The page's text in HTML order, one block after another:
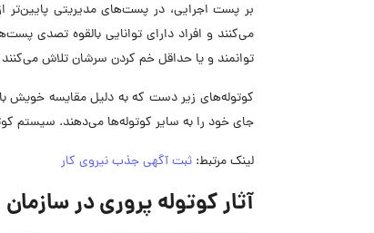
بر پست اجرایی، در پست‌های مدیریتی پایین‌تر
می‌کنند و افراد دارای توانایی بالقوه تصدی
توانمند و یا حداقل خم کردن سرشان تلاش
کوتوله‌های زیر دست که به دلیل مقایسه خویش با
جای خود را به سایر کوتوله‌ها می‌دهند. سیستم
لینک مرتبط: ثبت آگهی جذب نیروی کار
آثار کوتوله پروری در سازمان